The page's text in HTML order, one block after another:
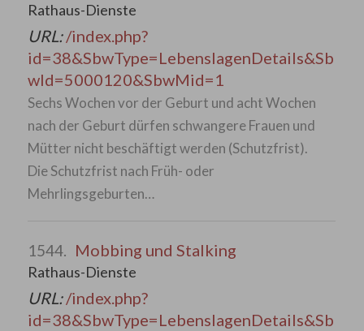
Rathaus-Dienste
URL:/index.php?
id=38&SbwType=LebenslagenDetails&Sb
wId=5000120&SbwMid=1
Sechs Wochen vor der Geburt und acht Wochen
nach der Geburt dürfen schwangere Frauen und
Mütter nicht beschäftigt werden (Schutzfrist).
Die Schutzfrist nach Früh- oder
Mehrlingsgeburten…
1544. Mobbing und Stalking
Rathaus-Dienste
URL:/index.php?
id=38&SbwType=LebenslagenDetails&Sb